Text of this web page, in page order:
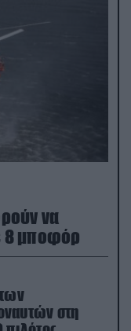
να
8 μποφόρ
στη